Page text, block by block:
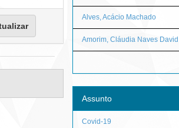
Alves, Acácio Machado
Amorim, Cláudia Naves David
Assunto
Covid-19